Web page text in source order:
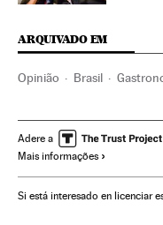
ARQUIVADO EM
Opinião Brasil
Adere a
Mais informações
Si está interesado en licenciar